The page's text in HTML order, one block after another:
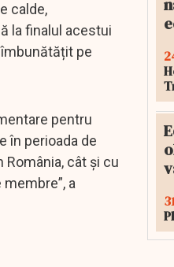
calde,
la finalul acestui
pe
pentru
în perioada de
cât și cu
a